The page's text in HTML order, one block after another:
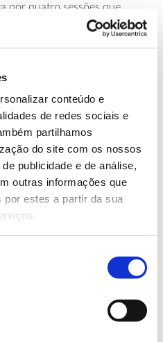
conteúdo e
de redes sociais e
partilhamos
do site com os nossos
publicidade e de análise,
outras informações que
por estes a partir da sua
por quatro sessões que
riqueza biológica e
aliando ciência, arte e
das 17:30 às 19:30.
para as quatro (35
espécies em risco: